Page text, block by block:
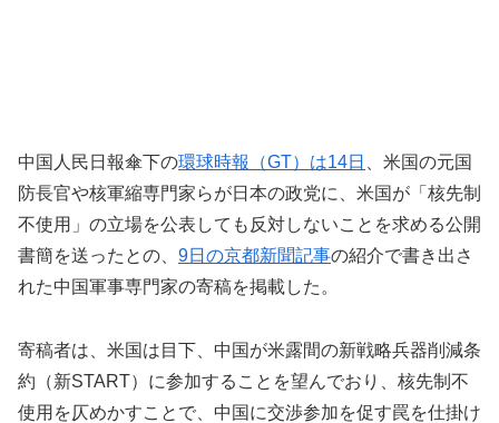
中国人民日報傘下の環球時報（GT）は14日
、米国の元国
防長官や核軍縮専門家らが日本の政党に、米国が「核先制
不使用」の立場を公表しても反対しないことを求める公開
書簡を送ったとの、 9日の京都新聞記事の紹介で書き出さ
れた中国軍事専門家の寄稿を掲載した。
寄稿者は、米国は目下、中国が米露間の新戦略兵器削減条
約（新START）に参加することを望んでおり、核先制不
使用を仄めかすことで、中国に交渉参加を促す罠を仕掛け